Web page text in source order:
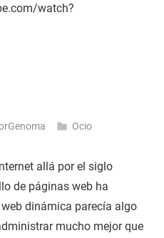
watch?
Ocio
allá por el siglo
de páginas web ha
dinámica parecía algo
mucho mejor que